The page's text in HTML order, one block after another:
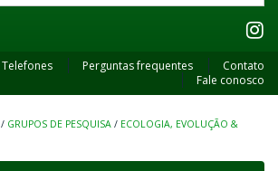
Telefones Perguntas frequentes
Contato
Fale conosco
/ GRUPOS DE PESQUISA / ECOLOGIA, EVOLUÇÃO &